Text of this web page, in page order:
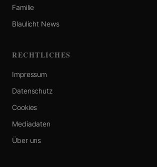
Familie
Blaulicht News
RECHTLICHES
Impressum
Datenschutz
Cookies
Mediadaten
Über uns